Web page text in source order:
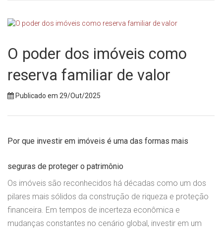
O poder dos imóveis como
reserva familiar de valor
Publicado em 29/Out/2025
Por que investir em imóveis é uma das formas mais
seguras de proteger o patrimônio
Os imóveis são reconhecidos há décadas como um dos
pilares mais sólidos da construção de riqueza e proteção
financeira. Em tempos de incerteza econômica e
mudanças constantes no cenário global, investir em um